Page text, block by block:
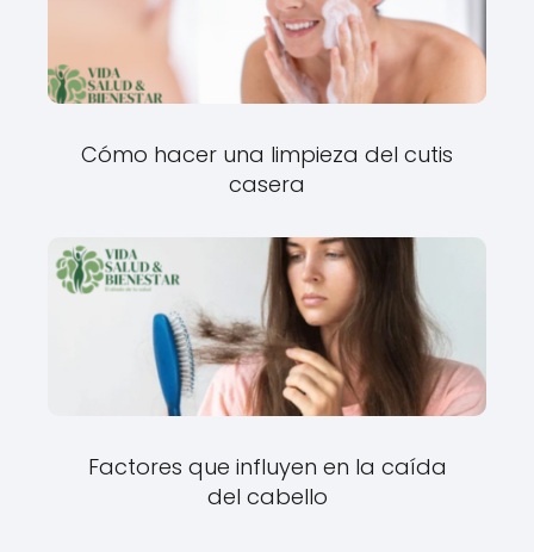
Cómo hacer una limpieza del cutis
casera
Factores que influyen en la caída
del cabello